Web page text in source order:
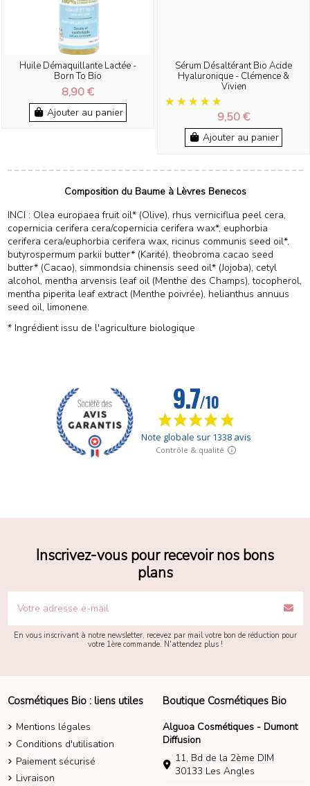
Huile Démaquillante Lactée -
Born To Bio
8,90 €
Ajouter au panier
Sérum Désaltérant Bio Acide
Hyaluronique - Clémence &
Vivien
9,50 €
Ajouter au panier
Composition du Baume à Lèvres Benecos
INCI : Olea europaea fruit oil* (Olive), rhus verniciflua peel cera,
copernicia cerifera cera/copernicia cerifera wax*, euphorbia
cerifera cera/euphorbia cerifera wax, ricinus communis seed oil*,
butyrospermum parkii butter* (Karité), theobroma cacao seed
butter* (Cacao), simmondsia chinensis seed oil* (Jojoba), cetyl
alcohol, mentha arvensis leaf oil (Menthe des Champs), tocopherol,
mentha piperita leaf extract (Menthe poivrée), helianthus annuus
seed oil, limonene.
* Ingrédient issu de l'agriculture biologique
Inscrivez-vous pour recevoir nos bons
plans
En vous inscrivant à notre newsletter, recevez par mail votre bon de réduction pour
votre 1ère commande. N'attendez plus !
Cosmétiques Bio : liens utiles
Mentions légales
Conditions d'utilisation
Paiement sécurisé
Livraison
Boutique Cosmétiques Bio
Alguoa Cosmétiques - Dumont
Diffusion
11, Bd de la 2ème DIM
30133 Les Angles